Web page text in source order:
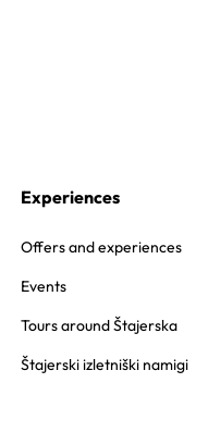
Experiences
Offers and experiences
Events
Tours around Štajerska
Štajerski izletniški namigi